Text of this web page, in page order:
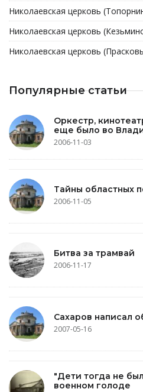
Николаевская церковь
Николаевская церковь
Николаевская церковь
Популярные статьи
Оркестр,
еще было во
2006-11-03
Тайны областных
2006-11-05
Битва за трамвай
2006-11-17
Сахаров написал
2007-05-16
"Дети тогда не
военном голоде